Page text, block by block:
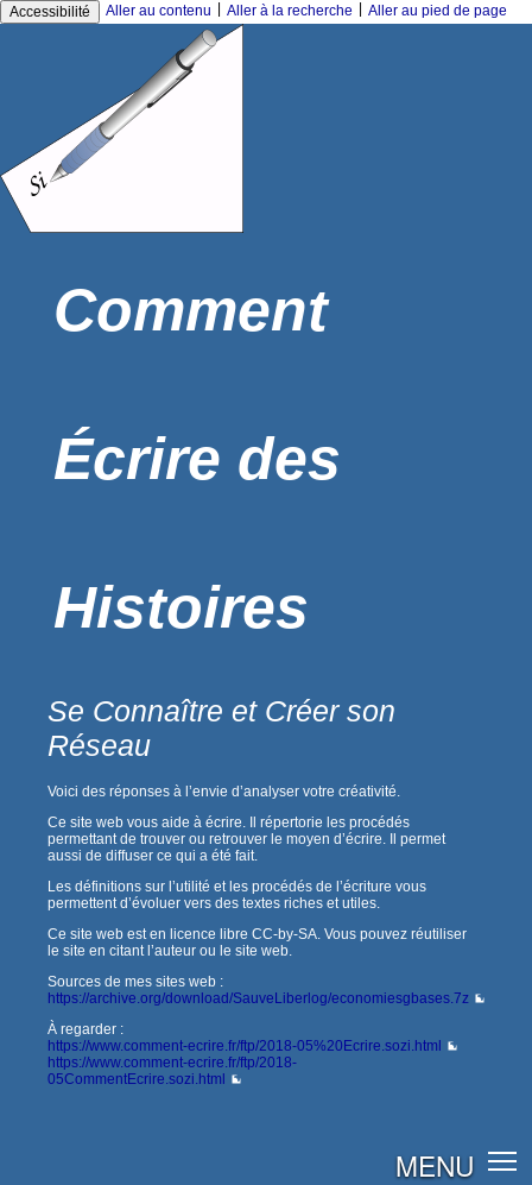
Accessibilité Aller au contenu Aller à la recherche Aller au pied de page
Comment
Écrire des
Histoires
Se Connaître et Créer son
Réseau
Voici des réponses à l’envie d’analyser votre créativité.
Ce site web vous aide à écrire. Il répertorie les procédés
permettant de trouver ou retrouver le moyen d’écrire. Il permet
aussi de diffuser ce qui a été fait.
Les définitions sur l’utilité et les procédés de l’écriture vous
permettent d’évoluer vers des textes riches et utiles.
Ce site web est en licence libre CC-by-SA. Vous pouvez réutiliser
le site en citant l’auteur ou le site web.
Sources de mes sites web :
https://archive.org/download/SauveLiberlog/economiesgbases.7z
À regarder :
https://www.comment-ecrire.fr/ftp/2018-05%20Ecrire.sozi.html
https://www.comment-ecrire.fr/ftp/2018-
05CommentEcrire.sozi.html
MENU